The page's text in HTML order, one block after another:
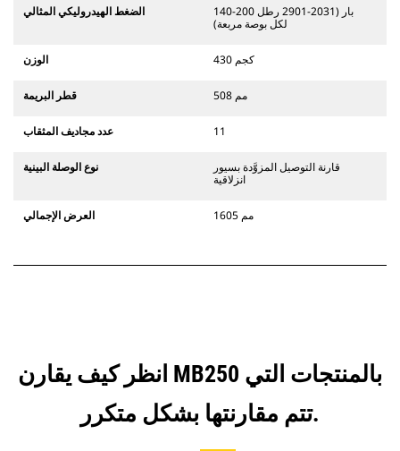
الضغط الهيدروليكي المثالي
140-200 بار (2031-2901 رطل
لكل بوصة مربعة)
الوزن 430 كجم
قطر البريمة 508 مم
عدد مجاديف المثقاب 11
نوع الوصلة البينية
قارنة التوصيل المزوَّدة بسيور
انزلاقية
العرض الإجمالي 1605 مم
انظر كيف يقارن MB250 بالمنتجات التي
تتم مقارنتها بشكل متكرر.